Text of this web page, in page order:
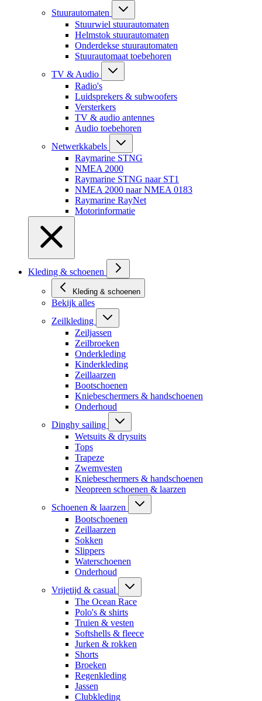
Stuurautomaten
Stuurwiel stuurautomaten
Helmstok stuurautomaten
Onderdekse stuurautomaten
Stuurautomaat toebehoren
TV & Audio
Radio's
Luidsprekers & subwoofers
Versterkers
TV & audio antennes
Audio toebehoren
Netwerkkabels
Raymarine STNG
NMEA 2000
Raymarine STNG naar ST1
NMEA 2000 naar NMEA 0183
Raymarine RayNet
Motorinformatie
Kleding & schoenen
Kleding & schoenen
Bekijk alles
Zeilkleding
Zeiljassen
Zeilbroeken
Onderkleding
Kinderkleding
Zeillaarzen
Bootschoenen
Kniebeschermers & handschoenen
Onderhoud
Dinghy sailing
Wetsuits & drysuits
Tops
Trapeze
Zwemvesten
Kniebeschermers & handschoenen
Neopreen schoenen & laarzen
Schoenen & laarzen
Bootschoenen
Zeillaarzen
Sokken
Slippers
Waterschoenen
Onderhoud
Vrijetijd & casual
The Ocean Race
Polo's & shirts
Truien & vesten
Softshells & fleece
Jurken & rokken
Shorts
Broeken
Regenkleding
Jassen
Clubkleding